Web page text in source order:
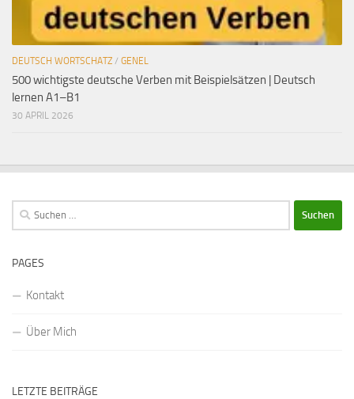
DEUTSCH WORTSCHATZ / GENEL
500 wichtigste deutsche Verben mit Beispielsätzen | Deutsch
lernen A1–B1
30 APRIL 2026
Suchen
nach:
PAGES
Kontakt
Über Mich
LETZTE BEITRÄGE